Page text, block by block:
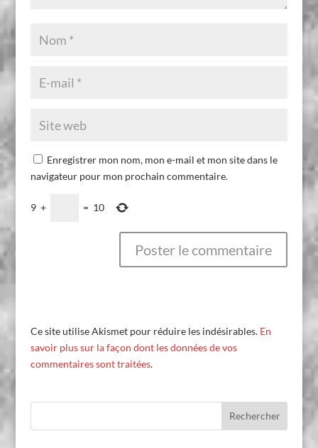
Enregistrer mon nom, mon e-mail et mon site dans le
navigateur pour mon prochain commentaire.
9 + = 10
Ce site utilise Akismet pour réduire les indésirables. En
savoir plus sur la façon dont les données de vos
commentaires sont traitées.